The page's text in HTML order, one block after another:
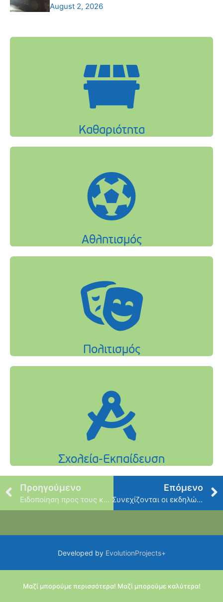
August 2, 2026
Προηγούμενο
Ειδοποίηση προς τους κατοίκους του Δήμου Φιλοθέης – Ψυχικού: Προγραμματισμός αυθημερόν αποκομιδής φυτικών αποβλήτων
Επόμενο
Συνεχίζονται οι εκδηλώσεις του Πολιτιστικού Καλοκαιριού & οι Κινηματογραφικές Βραδιές («Movie Nights»)
Developed by EvolutionProjects+
Μαζί μπορούμε περισσότερα! Μαζί μπορούμε καλύτερα!